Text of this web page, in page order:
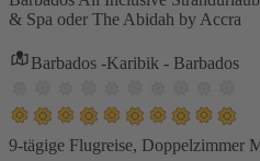
& Spa oder The Abidah by Accra
Barbados -Karibik - Barbados
9-tägige Flugreise, Doppelzimmer